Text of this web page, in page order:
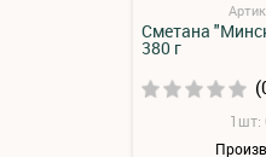
Сметана
380 г
1шт: